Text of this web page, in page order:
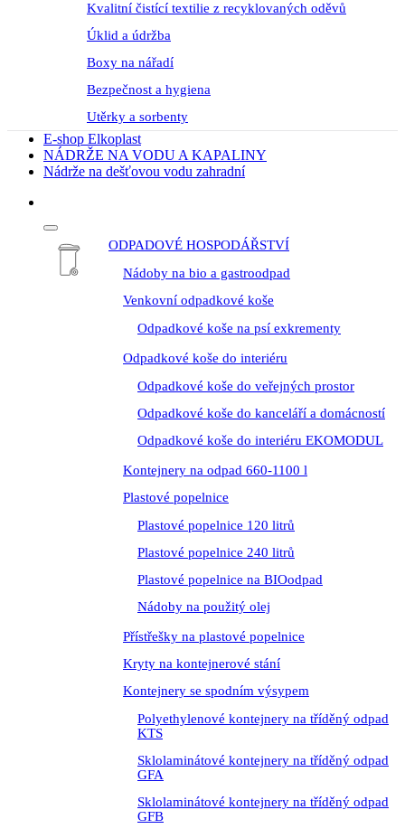
Kvalitní čistící textilie z recyklovaných oděvů
Úklid a údržba
Boxy na nářadí
Bezpečnost a hygiena
Utěrky a sorbenty
E-shop Elkoplast
NÁDRŽE NA VODU A KAPALINY
Nádrže na dešťovou vodu zahradní
ODPADOVÉ HOSPODÁŘSTVÍ
Nádoby na bio a gastroodpad
Venkovní odpadkové koše
Odpadkové koše na psí exkrementy
Odpadkové koše do interiéru
Odpadkové koše do veřejných prostor
Odpadkové koše do kanceláří a domácností
Odpadkové koše do interiéru EKOMODUL
Kontejnery na odpad 660-1100 l
Plastové popelnice
Plastové popelnice 120 litrů
Plastové popelnice 240 litrů
Plastové popelnice na BIOodpad
Nádoby na použitý olej
Přístřešky na plastové popelnice
Kryty na kontejnerové stání
Kontejnery se spodním výsypem
Polyethylenové kontejnery na tříděný odpad
KTS
Sklolaminátové kontejnery na tříděný odpad
GFA
Sklolaminátové kontejnery na tříděný odpad
GFB